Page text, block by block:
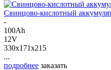
Свинцово-кислотный
-
100Ah
12V
330x171x215
...
подробнее заказать